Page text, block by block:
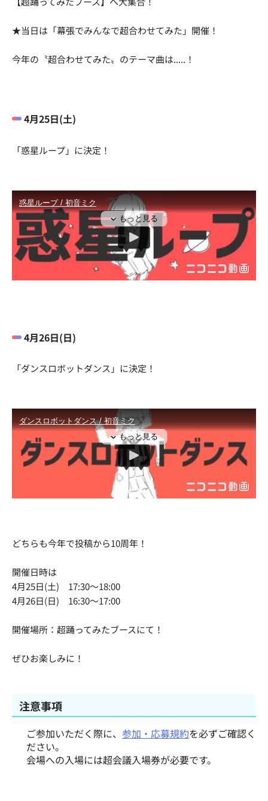
★当日は「幕張でみんなで超合わせてみた」開催！
今年の〝超合わせてみた〟のテーマ曲は.....！
4月25日(土)
「惑星ループ」に決定！
4月26日(日)
「ダンスロボットダンス」に決定！
どちらも今年で投稿から10周年！
開催日時は
4月25日(土) 17:30〜18:00
4月26日(日) 16:30〜17:00
開催場所：超踊ってみたブースにて！
ぜひお楽しみに！
注意事項
ご参加いただく際に、 参加・応募規約を必ずご確認く
ださい。
会場への入場には超会議入場券が必要です。